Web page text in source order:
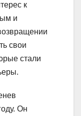
к
и
свои
стали
Он